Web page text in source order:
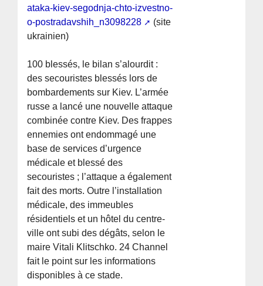
ataka-kiev-segodnja-chto-izvestno-
o-postradavshih_n3098228
(site
ukrainien)
100 blessés, le bilan s’alourdit :
des secouristes blessés lors de
bombardements sur Kiev. L’armée
russe a lancé une nouvelle attaque
combinée contre Kiev. Des frappes
ennemies ont endommagé une
base de services d’urgence
médicale et blessé des
secouristes ; l’attaque a également
fait des morts. Outre l’installation
médicale, des immeubles
résidentiels et un hôtel du centre-
ville ont subi des dégâts, selon le
maire Vitali Klitschko. 24 Channel
fait le point sur les informations
disponibles à ce stade.